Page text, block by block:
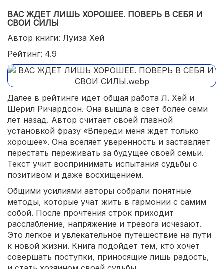
ВАС ЖДЕТ ЛИШЬ ХОРОШЕЕ. ПОВЕРЬ В СЕБЯ И
СВОИ СИЛЫ
Автор книги: Луиза Хей
Рейтинг: 4.9
Далее в рейтинге идет общая работа Л. Хей и
Шерил Ричардсон. Она вышла в свет более семи
лет назад. Автор считает своей главной
установкой фразу «Впереди меня ждет только
хорошее». Она вселяет уверенность и заставляет
перестать переживать за будущее своей семьи.
Текст учит воспринимать испытания судьбы с
позитивом и даже восхищением.
Общими усилиями авторы собрали понятные
методы, которые учат жить в гармонии с самим
собой. После прочтения строк приходит
расслабление, напряжение и тревога исчезают.
Это легкое и увлекательное путешествие на пути
к новой жизни. Книга подойдет тем, кто хочет
совершать поступки, приносящие лишь радость,